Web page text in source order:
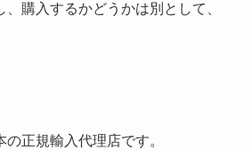
購入するかどうかは別として、
正規輸入代理店です。